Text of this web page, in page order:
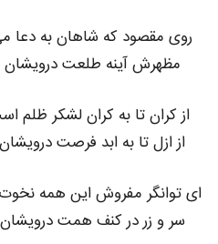
روی مقصود که شاهان به دعا
مظهرش آینه طلعت
از کران تا به کران لشکر ظلم
از ازل تا به ابد فرصت
ای توانگر مفروش این همه نخوت
سر و زر در کنف همت